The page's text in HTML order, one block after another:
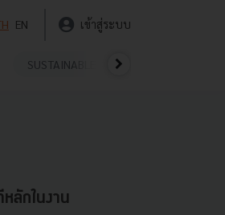
EN เข้าสู่ระบบ
SUSTAINABLE
หลักในงาน